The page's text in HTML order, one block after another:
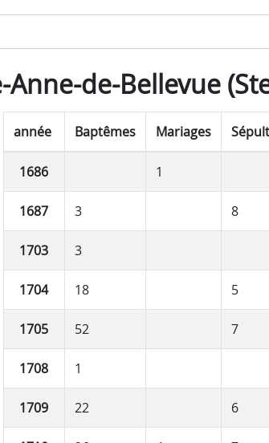
Anne-de-Bellevue
année Baptêmes Mariages
1686 1
1687 3 8
1703 3
1704 18 5
1705 52 7
1708 1
1709 22 6